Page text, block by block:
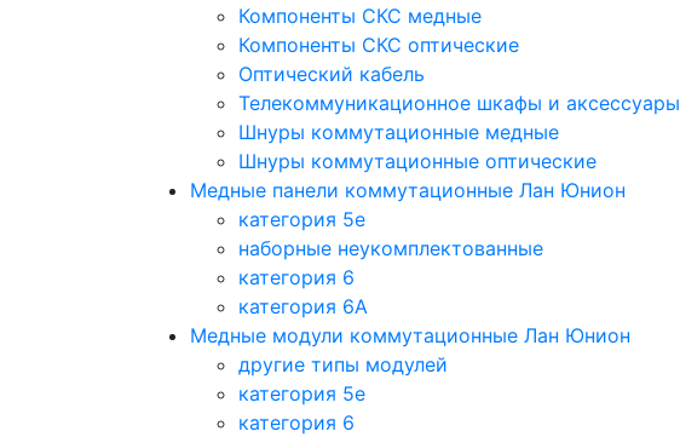
Компоненты СКС медные
Компоненты СКС оптические
Оптический кабель
Телекоммуникационное шкафы и аксессуары
Шнуры коммутационные медные
Шнуры коммутационные оптические
Медные панели коммутационные Лан Юнион
категория 5e
наборные неукомплектованные
категория 6
категория 6A
Медные модули коммутационные Лан Юнион
другие типы модулей
категория 5е
категория 6